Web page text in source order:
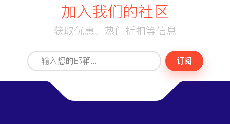
加入我们的社区
获取优惠、热门折扣等信息
订阅